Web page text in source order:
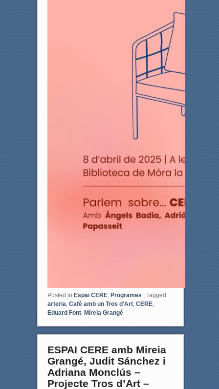
Posted in Espai CERE, Programes
Tagged
arteria, Cafè amb un Tros d'Art, CERE,
Eduard Font, Mireia Grangé
ESPAI CERE amb Mireia
Grangé, Judit Sánchez i
Adriana Monclús –
Projecte Tros d’Art –